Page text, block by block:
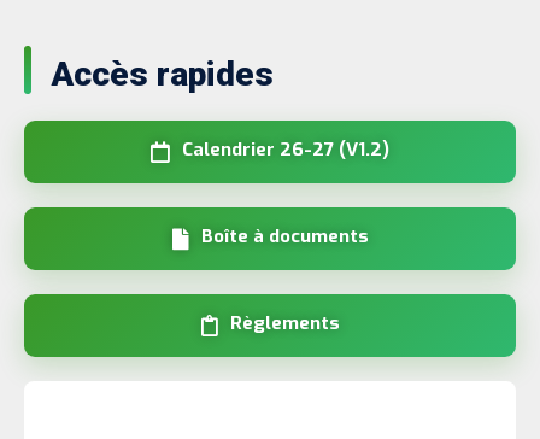
Accès rapides
Calendrier 26-27 (V1.2)
Boîte à documents
Règlements